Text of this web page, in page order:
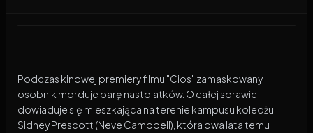
Podczas kinowej premiery filmu "Cios" zamaskowany
osobnik morduje parę nastolatków. O całej sprawie
dowiaduje się mieszkająca na terenie kampusu koledżu
Sidney Prescott (Neve Campbell), która dwa lata temu